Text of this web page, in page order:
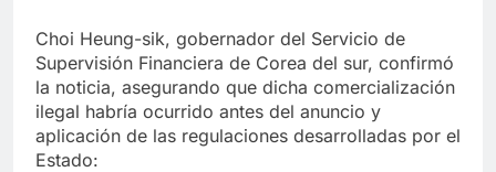
Choi Heung-sik, gobernador del Servicio de
Supervisión Financiera de Corea del sur, confirmó
la noticia, asegurando que dicha comercialización
ilegal habría ocurrido antes del anuncio y
aplicación de las regulaciones desarrolladas por el
Estado: